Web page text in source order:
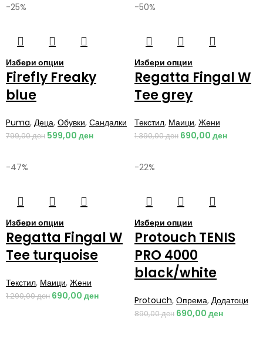
-25%
Избери опции
Firefly Freaky
blue
Puma, Деца, Обувки, Сандалки
799,00ден 599,00 ден
-50%
Избери опции
Regatta Fingal W
Tee grey
Текстил, Маици, Жени
1.390,00ден 690,00 ден
-47%
Избери опции
Regatta Fingal W
Tee turquoise
Текстил, Маици, Жени
1.290,00ден 690,00 ден
-22%
Избери опции
Protouch TENIS
PRO 4000
black/white
Protouch, Опрема, Додатоци
890,00ден 690,00 ден